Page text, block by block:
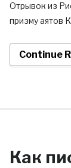
Отрывок из
призму аятов
Continue
Как